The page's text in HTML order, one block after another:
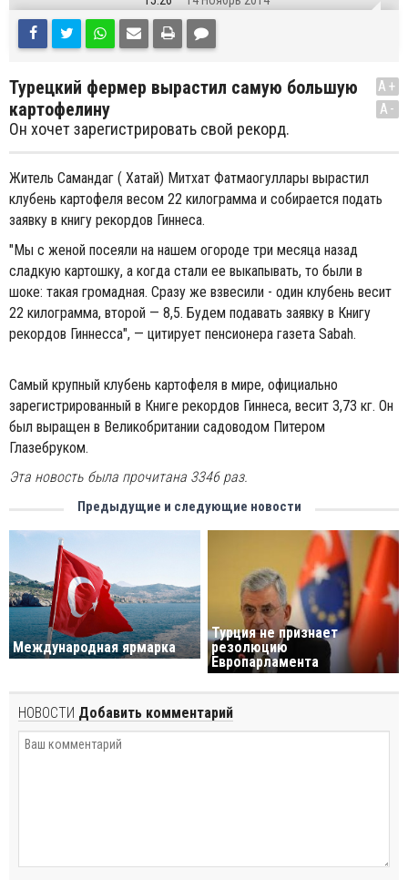
Турецкий фермер вырастил самую большую
картофелину
Он хочет зарегистрировать свой рекорд.
A+
A-
Житель Самандаг ( Хатай) Митхат Фатмаогуллары вырастил
клубень картофеля весом 22 килограмма и собирается подать
заявку в книгу рекордов Гиннеса.
"Мы с женой посеяли на нашем огороде три месяца назад
сладкую картошку, а когда стали ее выкапывать, то были в
шоке: такая громадная. Сразу же взвесили - один клубень весит
22 килограмма, второй — 8,5. Будем подавать заявку в Книгу
рекордов Гиннесса", — цитирует пенсионера газета Sabah.
Самый крупный клубень картофеля в мире, официально
зарегистрированный в Книге рекордов Гиннеса, весит 3,73 кг. Он
был выращен в Великобритании садоводом Питером
Глазебруком.
Эта новость была прочитана 3346 раз.
Предыдущие и следующие новости
Международная ярмарка
Турция не признает
резолюцию
Европарламента
НОВОСТИ Добавить комментарий